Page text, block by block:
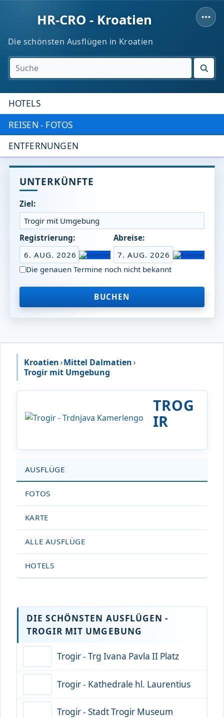
HR-CRO - Kroatien
Die schönsten Ausflügen in Kroatien
HOTELS
REISEN - FOTOS
ENTFERNUNGEN
UNTERKÜNFTE
Ziel:
Registrierung:
6. AUG. 2026
Abreise:
7. AUG. 2026
Die genauen Termine noch nicht bekannt
BUCHEN
Kroatien›Mittel Dalmatien›
Trogir mit Umgebung
TROG
IR
AUSFLÜGE
FOTOS
KARTE
ALLE AUSFLÜGE
HOTELS
DIE SCHÖNSTEN AUSFLÜGEN -
TROGIR MIT UMGEBUNG
Trogir - Trg Ivana Pavla II Platz
Trogir - Kathedrale hl. Laurentius
Trogir - Stadt Trogir Museum